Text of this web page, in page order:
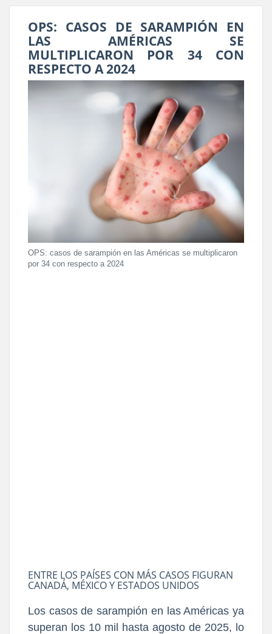
OPS: CASOS DE SARAMPIÓN EN
LAS AMÉRICAS SE
MULTIPLICARON POR 34 CON
RESPECTO A 2024
OPS: casos de sarampión en las Américas se multiplicaron
por 34 con respecto a 2024
ENTRE LOS PAÍSES CON MÁS CASOS FIGURAN
CANADÁ, MÉXICO Y ESTADOS UNIDOS
Los casos de sarampión en las Américas ya
superan los 10 mil hasta agosto de 2025, lo